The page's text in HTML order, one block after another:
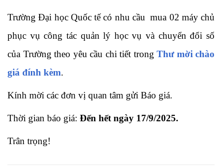
Trường Đại học Quốc tế có nhu cầu mua 02 máy chủ
phục vụ công tác quản lý học vụ và chuyển đổi số
của Trường theo yêu cầu chi tiết trong Thư mời chào
giá đính kèm.
Kính mời các đơn vị quan tâm gửi Báo giá.
Thời gian báo giá: Đến hết ngày 17/9/2025.
Trân trọng!